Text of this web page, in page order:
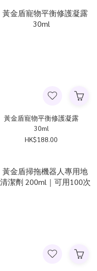
黃金盾寵物平衡修護凝露
30ml
HK$188.00